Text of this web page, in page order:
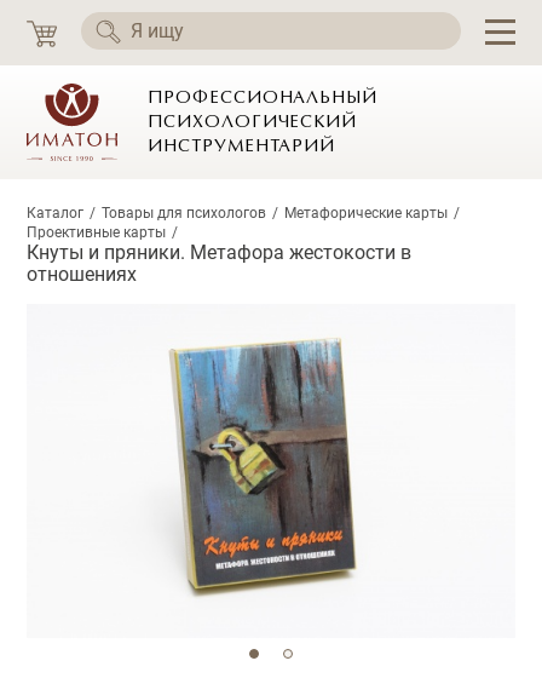
ПРОФЕССИОНАЛЬНЫЙ
ПСИХОЛОГИЧЕСКИЙ
ИНСТРУМЕНТАРИЙ
Каталог Товары для психологов
Метафорические карты
Проективные карты
Кнуты и пряники. Метафора жестокости в
отношениях